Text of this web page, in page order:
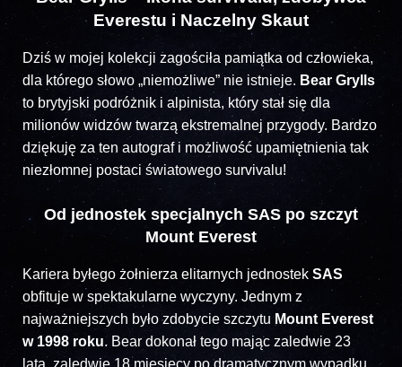
Everestu i Naczelny Skaut
Dziś w mojej kolekcji zagościła pamiątka od człowieka,
dla którego słowo „niemożliwe” nie istnieje. Bear Grylls
to brytyjski podróżnik i alpinista, który stał się dla
milionów widzów twarzą ekstremalnej przygody. Bardzo
dziękuję za ten autograf i możliwość upamiętnienia tak
niezłomnej postaci światowego survivalu!
Od jednostek specjalnych SAS po szczyt
Mount Everest
Kariera byłego żołnierza elitarnych jednostek SAS
obfituje w spektakularne wyczyny. Jednym z
najważniejszych było zdobycie szczytu Mount Everest
w 1998 roku. Bear dokonał tego mając zaledwie 23